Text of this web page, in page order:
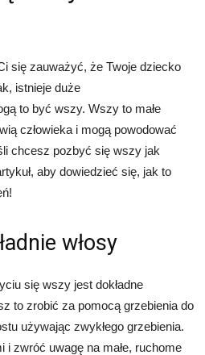
się zauważyć, że Twoje dziecko
istnieje duże
to być wszy. Wszy to małe
człowieka i mogą powodować
chcesz pozbyć się wszy jak
aby dowiedzieć się, jak to
włosy
się wszy jest dokładne
to zrobić za pomocą grzebienia do
używając zwykłego grzebienia.
i zwróć uwagę na małe, ruchome